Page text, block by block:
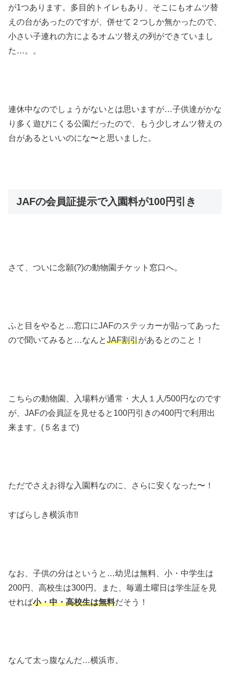
が1つあります。多目的トイレもあり、そこにもオムツ替
えの台があったのですが、併せて２つしか無かったので、
小さい子連れの方によるオムツ替えの列ができていまし
た…。。
連休中なのでしょうがないとは思いますが…子供達がかな
り多く遊びにくる公園だったので、もう少しオムツ替えの
台があるといいのにな〜と思いました。
JAFの会員証提示で入園料が100円引き
さて、ついに念願(?)の動物園チケット窓口へ。
ふと目をやると…窓口にJAFのステッカーが貼ってあった
ので聞いてみると…なんとJAF割引があるとのこと！
こちらの動物園、入場料が通常・大人１人/500円なのです
が、JAFの会員証を見せると100円引きの400円で利用出
来ます。(５名まで)
ただでさえお得な入園料なのに、さらに安くなった〜！
すばらしき横浜市!!
なお、子供の分はというと…幼児は無料、小・中学生は
200円、高校生は300円。また、毎週土曜日は学生証を見
せれば小・中・高校生は無料だそう！
なんて太っ腹なんだ…横浜市。